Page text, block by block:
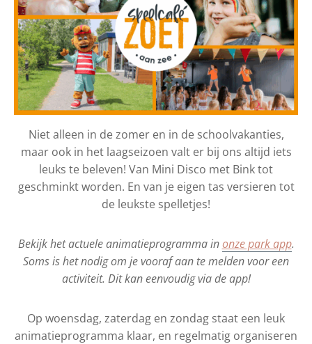
Niet alleen in de zomer en in de schoolvakanties,
maar ook in het laagseizoen valt er bij ons altijd iets
leuks te beleven! Van Mini Disco met Bink tot
geschminkt worden. En van je eigen tas versieren tot
de leukste spelletjes!
Bekijk het actuele animatieprogramma inonze park app.
Soms is het nodig om je vooraf aan te melden voor een
activiteit. Dit kan eenvoudig via de app!
Op woensdag, zaterdag en zondag staat een leuk
animatieprogramma klaar, en regelmatig organiseren